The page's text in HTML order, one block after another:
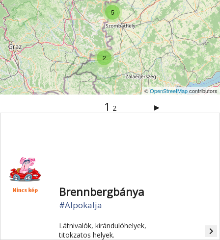
Vértes Veszprém Világörökség Visegrád
Vízesés Zala Zemplén Zselic
2
5
©OpenStreetMapcontributors
1 2 ▶
Brennbergbánya
#Alpokalja
Látnivalók, kirándulóhelyek,
titokzatos helyek.
navigate_next